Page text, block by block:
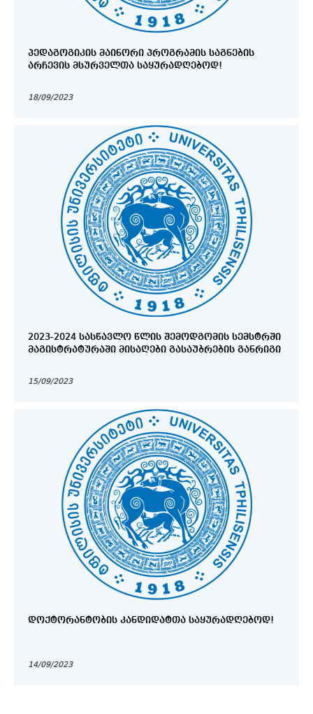
ᲞᲔᲓᲐᲒᲝᲒᲘᲙᲘᲡ ᲛᲐᲘᲜᲝᲠᲘ ᲞᲠᲝᲒᲠᲐᲛᲘᲡ ᲡᲐᲒᲜᲔᲑᲘᲡ
ᲐᲠᲩᲔᲕᲘᲡ ᲛᲡᲣᲠᲕᲔᲚᲗᲐ ᲡᲐᲧᲣᲠᲐᲓᲦᲔᲑᲝᲓ!
18/09/2023
2023-2024 ᲡᲐᲡᲬᲐᲕᲚᲝ ᲬᲚᲘᲡ ᲨᲔᲛᲝᲓᲒᲝᲛᲘᲡ ᲡᲔᲛᲡᲢᲠᲨᲘ
ᲛᲐᲒᲘᲡᲢᲠᲐᲢᲣᲠᲐᲨᲘ ᲛᲘᲡᲐᲦᲔᲑᲘ ᲒᲐᲡᲐᲣᲑᲠᲔᲑᲘᲡ ᲒᲐᲜᲠᲘᲒᲘ
15/09/2023
ᲓᲝᲥᲢᲝᲠᲐᲜᲢᲝᲑᲘᲡ ᲙᲐᲜᲓᲘᲓᲐᲢᲗᲐ ᲡᲐᲧᲣᲠᲐᲓᲦᲔᲑᲝᲓ!
14/09/2023